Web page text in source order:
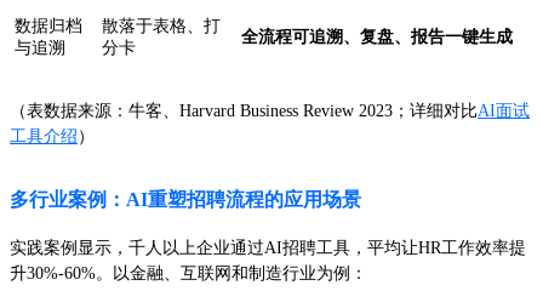
数据归档
与追溯
散落于表格、打
分卡
全流程可追溯、复盘、报告一键生成
（表数据来源：牛客、Harvard Business Review 2023；详细对比AI面试
工具介绍 ）
多行业案例：AI重塑招聘流程的应用场景
实践案例显示，千人以上企业通过AI招聘工具，平均让HR工作效率提
升30%-60%。以金融、互联网和制造行业为例：